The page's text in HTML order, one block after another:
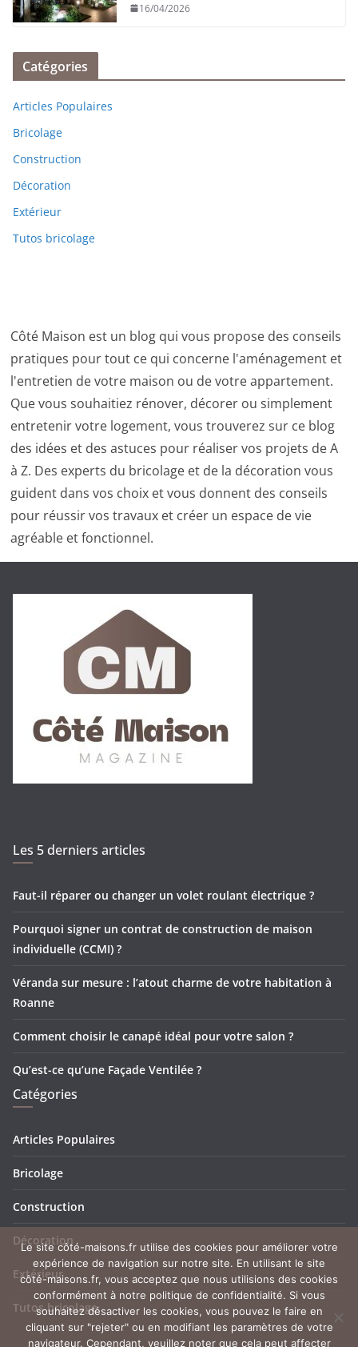
16/04/2026
Catégories
Articles Populaires
Bricolage
Construction
Décoration
Extérieur
Tutos bricolage
Côté Maison est un blog qui vous propose des conseils
pratiques pour tout ce qui concerne l'aménagement et
l'entretien de votre maison ou de votre appartement.
Que vous souhaitiez rénover, décorer ou simplement
entretenir votre logement, vous trouverez sur ce blog
des idées et des astuces pour réaliser vos projets de A
à Z. Des experts du bricolage et de la décoration vous
guident dans vos choix et vous donnent des conseils
pour réussir vos travaux et créer un espace de vie
agréable et fonctionnel.
Les 5 derniers articles
Faut-il réparer ou changer un volet roulant électrique ?
Pourquoi signer un contrat de construction de maison
individuelle (CCMI) ?
Véranda sur mesure : l’atout charme de votre habitation à
Roanne
Comment choisir le canapé idéal pour votre salon ?
Qu’est-ce qu’une Façade Ventilée ?
Catégories
Articles Populaires
Bricolage
Construction
Décoration
Extérieur
Tutos bricolage
Le site côté-maisons.fr utilise des cookies pour améliorer votre
expérience de navigation sur notre site. En utilisant le site
côté-maisons.fr, vous acceptez que nous utilisions des cookies
conformément à notre politique de confidentialité. Si vous
souhaitez désactiver les cookies, vous pouvez le faire en
cliquant sur "rejeter" ou en modifiant les paramètres de votre
navigateur. Cependant, veuillez noter que cela peut affecter